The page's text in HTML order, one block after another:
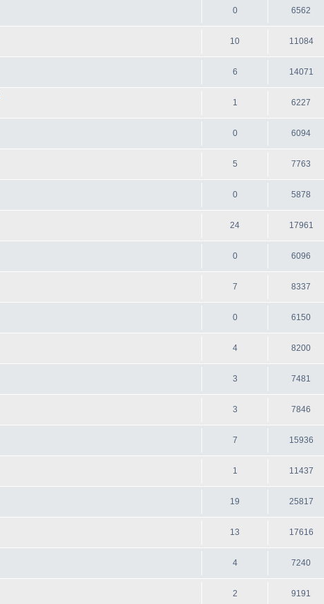
0 6562
10 11084
6 14071
1 6227
0 6094
5 7763
0 5878
24 17961
0 6096
7 8337
0 6150
4 8200
3 7481
3 7846
7 15936
1 11437
19 25817
13 17616
4 7240
2 9191